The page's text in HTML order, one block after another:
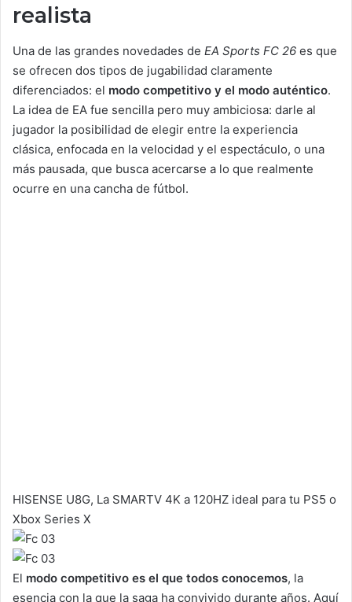
realista
Una de las grandes novedades de EA Sports FC 26 es que
se ofrecen dos tipos de jugabilidad claramente
diferenciados: el modo competitivo y el modo auténtico.
La idea de EA fue sencilla pero muy ambiciosa: darle al
jugador la posibilidad de elegir entre la experiencia
clásica, enfocada en la velocidad y el espectáculo, o una
más pausada, que busca acercarse a lo que realmente
ocurre en una cancha de fútbol.
HISENSE U8G, La SMARTV 4K a 120HZ ideal para tu PS5 o
Xbox Series X
El modo competitivo es el que todos conocemos, la
esencia con la que la saga ha convivido durante años. Aquí